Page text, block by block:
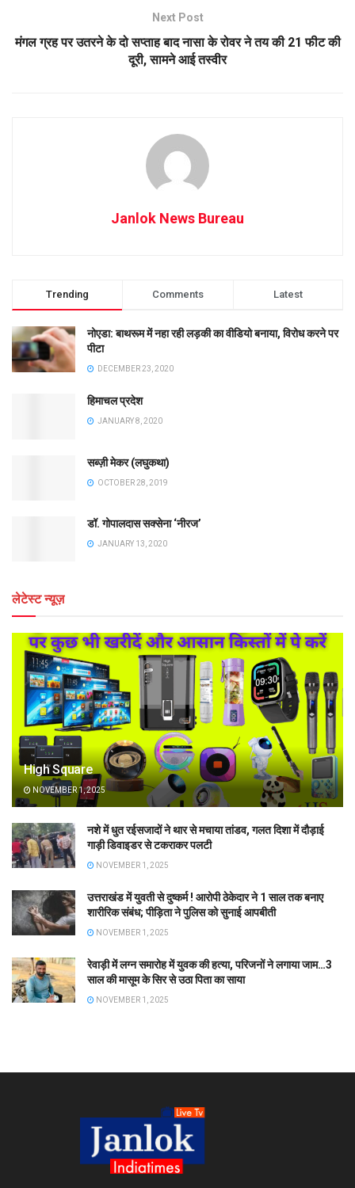
Next Post
मंगल ग्रह पर उतरने के दो सप्ताह बाद नासा के रोवर ने तय की 21 फीट की
दूरी, सामने आई तस्वीर
Janlok News Bureau
Trending Comments Latest
नोएडा: बाथरूम में नहा रही लड़की का वीडियो बनाया, विरोध करने पर
पीटा
DECEMBER 23, 2020
हिमाचल प्रदेश
JANUARY 8, 2020
सब्ज़ी मेकर (लघुकथा)
OCTOBER 28, 2019
डॉ. गोपालदास सक्सेना ‘नीरज’
JANUARY 13, 2020
लेटेस्ट न्यूज़
High Square
NOVEMBER 1, 2025
नशे में धुत रईसजादों ने थार से मचाया तांडव, गलत दिशा में दौड़ाई
गाड़ी डिवाइडर से टकराकर पलटी
NOVEMBER 1, 2025
उत्तराखंड में युवती से दुष्कर्म ! आरोपी ठेकेदार ने 1 साल तक बनाए
शारीरिक संबंध; पीड़िता ने पुलिस को सुनाई आपबीती
NOVEMBER 1, 2025
रेवाड़ी में लग्न समारोह में युवक की हत्या, परिजनों ने लगाया जाम…3
साल की मासूम के सिर से उठा पिता का साया
NOVEMBER 1, 2025